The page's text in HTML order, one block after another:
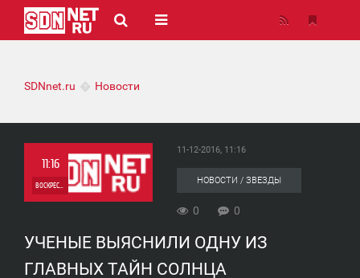
SDNnet.ru Новости
11:16
ВОСКРЕСЕНЬЕ
11-12-2016, 11:16
НОВОСТИ / ЗВЕЗДЫ
0 0
УЧЕНЫЕ ВЫЯСНИЛИ ОДНУ ИЗ
ГЛАВНЫХ ТАЙН СОЛНЦА